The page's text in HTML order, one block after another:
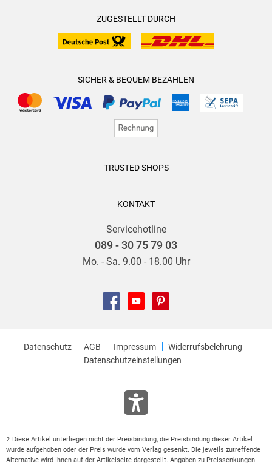
ZUGESTELLT DURCH
SICHER & BEQUEM BEZAHLEN
TRUSTED SHOPS
KONTAKT
Servicehotline
089 - 30 75 79 03
Mo. - Sa. 9.00 - 18.00 Uhr
Datenschutz AGB Impressum
Widerrufsbelehrung
Datenschutzeinstellungen
2 Diese Artikel unterliegen nicht der Preisbindung, die Preisbindung dieser Artikel
wurde aufgehoben oder der Preis wurde vom Verlag gesenkt. Die jeweils zutreffende
Alternative wird Ihnen auf der Artikelseite dargestellt. Angaben zu Preissenkungen